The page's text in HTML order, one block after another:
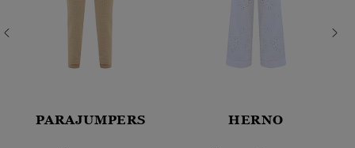
PARAJUMPERS HERNO